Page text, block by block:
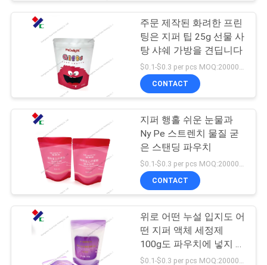
트
PRIVACY
POLICY
가방을 패키징하는
애완동물사료
냉각 접착 영화
23
주문 제작된 화려한 프린
팅은 지퍼 팁 25g 선물 사
탕 샤쉐 가방을 견딥니다
$0.1-$0.3 per pcs MOQ:20000 PC
CONTACT
지퍼 행홀 쉬운 눈물과
Ny Pe 스트렌치 물질 굳
은 스탠딩 파우치
CONTACT
위로 어떤 누설 입지도 어
떤 지퍼 액체 세정제
100g도 파우치에 넣지 않
습니다